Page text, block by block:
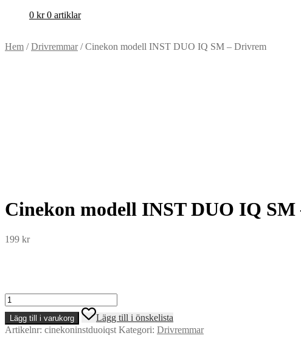
0 kr 0 artiklar
Hem /Drivremmar/Cinekon modell INST DUO IQ SM – Drivrem
Cinekon modell INST DUO IQ
199 kr
Cinekon
modell
INST
DUO
Lägg till i varukorg
Lägg till i önskelista
Artikelnr: cinekoninstduoiqst Kategori: Drivremmar